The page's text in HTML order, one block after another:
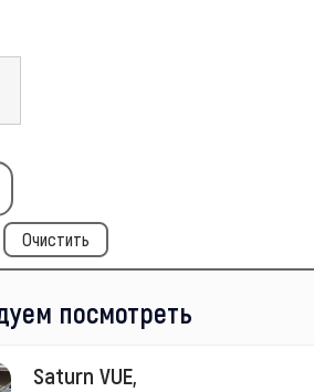
Очистить
посмотреть
Saturn VUE,